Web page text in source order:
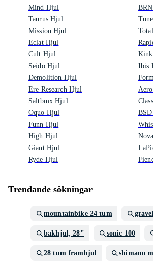
Mind Hjul
Taurus Hjul
Mission Hjul
Eclat Hjul
Cult Hjul
Seido Hjul
Demolition Hjul
Ere Research Hjul
Saltbmx Hjul
Oquo Hjul
Funn Hjul
High Hjul
Giant Hjul
Ryde Hjul
Ibis
Trendande sökningar
mountainbike 24 tum
bakhjul, 28" sonic 100
28 tum framhjul shimano